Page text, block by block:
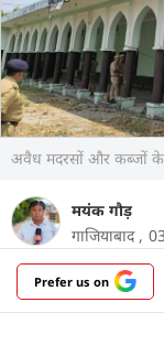
अवैध मदरसों और कब्जों के
मयंक गौड़
गाजियाबाद ,
Prefer us on